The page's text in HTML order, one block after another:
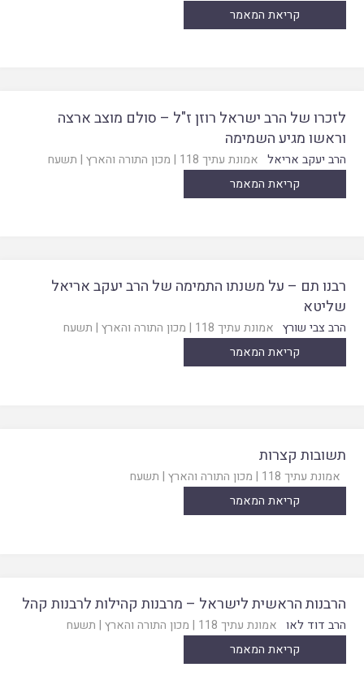
קריאת המאמר
לזכרו של הרב ישראל רוזן ז"ל – סולם מוצב ארצה
וראשו מגיע השמימה
הרב יעקב אריאל אמונת עתיך 118 | מכון התורה והארץ | תשעח
קריאת המאמר
רבנו תם – על משנתו התמימה של הרב יעקב אריאל
שליטא
הרב צבי שורץ אמונת עתיך 118 | מכון התורה והארץ | תשעח
קריאת המאמר
תשובות קצרות
אמונת עתיך 118 | מכון התורה והארץ | תשעח
קריאת המאמר
הרבנות הראשית לישראל – מרבנות קהילות לרבנות קהל
הרב דוד לאו אמונת עתיך 118 | מכון התורה והארץ | תשעח
קריאת המאמר